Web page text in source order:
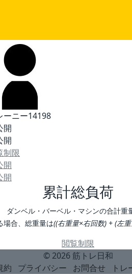
ーニー14198
開
開
制限
開
開
累計総負荷
ダンベル・バーベル・マシンの合計重
合、総重量は((右重量×右回数) + (左
閲覧制限
© 2026 筋トレ日和
約
プライバシー お問合せ ト